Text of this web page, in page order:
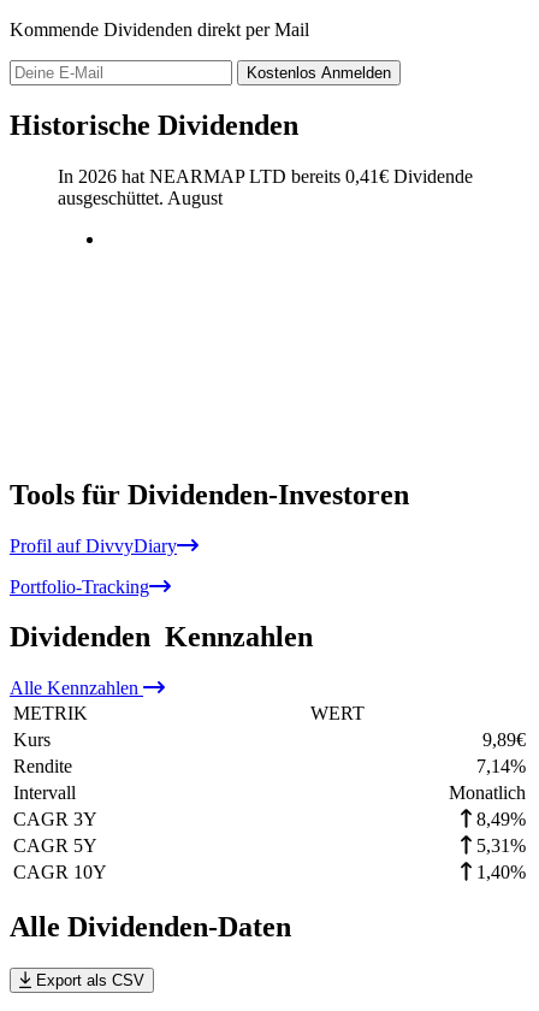
Kommende Dividenden direkt per Mail
Kostenlos Anmelden
Historische Dividenden
In 2026 hat NEARMAP LTD bereits 0,41€ Dividende
ausgeschüttet. August
Tools für Dividenden-Investoren
Profil auf DivvyDiary
Portfolio-Tracking
Dividenden Kennzahlen
Alle Kennzahlen
METRIK
WERT
Kurs
9,89€
Rendite
7,14%
Intervall
Monatlich
CAGR 3Y
8,49%
CAGR 5Y
5,31%
CAGR 10Y
1,40%
Alle Dividenden-Daten
Export als CSV